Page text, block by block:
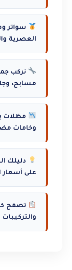
سواتر
العصرية
نركب
مسابح،
مظلات
وخامات
دليلك
على أسعار
تصفح